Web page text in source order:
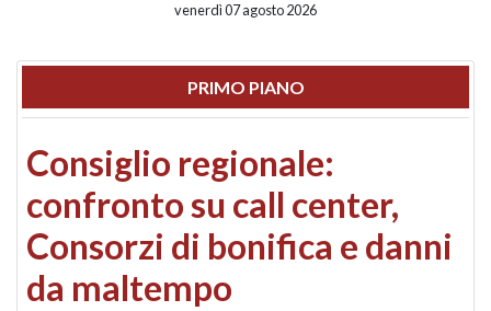
venerdì 07 agosto 2026
PRIMO PIANO
Consiglio regionale:
confronto su call center,
Consorzi di bonifica e danni
da maltempo